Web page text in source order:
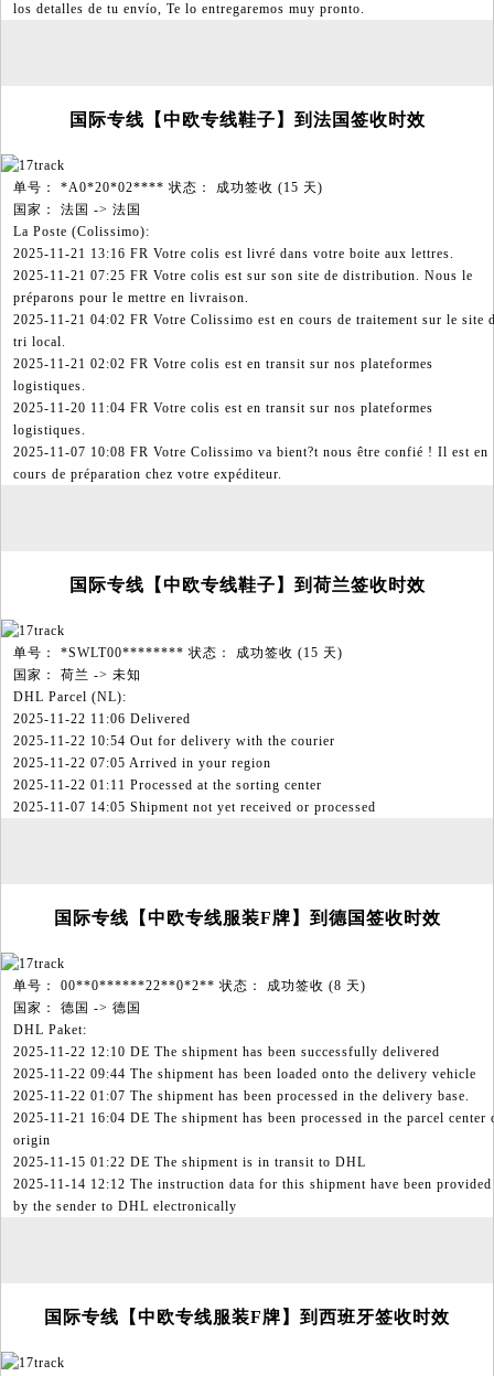
los detalles de tu envío, Te lo entregaremos muy pronto.
国际专线【中欧专线鞋子】到法国签收时效
单号： *A0*20*02**** 状态： 成功签收 (15 天)
国家： 法国 -> 法国
La Poste (Colissimo):
2025-11-21 13:16 FR Votre colis est livré dans votre boite aux lettres.
2025-11-21 07:25 FR Votre colis est sur son site de distribution. Nous le
préparons pour le mettre en livraison.
2025-11-21 04:02 FR Votre Colissimo est en cours de traitement sur le site
tri local.
2025-11-21 02:02 FR Votre colis est en transit sur nos plateformes
logistiques.
2025-11-20 11:04 FR Votre colis est en transit sur nos plateformes
logistiques.
2025-11-07 10:08 FR Votre Colissimo va bient?t nous être confié ! Il est en
cours de préparation chez votre expéditeur.
国际专线【中欧专线鞋子】到荷兰签收时效
单号： *SWLT00******** 状态： 成功签收 (15 天)
国家： 荷兰 -> 未知
DHL Parcel (NL):
2025-11-22 11:06 Delivered
2025-11-22 10:54 Out for delivery with the courier
2025-11-22 07:05 Arrived in your region
2025-11-22 01:11 Processed at the sorting center
2025-11-07 14:05 Shipment not yet received or processed
国际专线【中欧专线服装F牌】到德国签收时效
单号： 00**0******22**0*2** 状态： 成功签收 (8 天)
国家： 德国 -> 德国
DHL Paket:
2025-11-22 12:10 DE The shipment has been successfully delivered
2025-11-22 09:44 The shipment has been loaded onto the delivery vehicle
2025-11-22 01:07 The shipment has been processed in the delivery base.
2025-11-21 16:04 DE The shipment has been processed in the parcel center
origin
2025-11-15 01:22 DE The shipment is in transit to DHL
2025-11-14 12:12 The instruction data for this shipment have been provided
by the sender to DHL electronically
国际专线【中欧专线服装F牌】到西班牙签收时效